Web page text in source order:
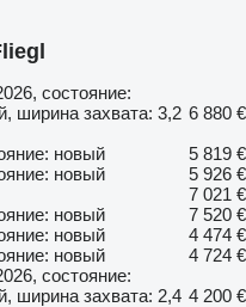
состояние:
ширина захвата: 3,2 6 880 €
новый
5 819 €
новый
5 926 €
7 021 €
новый
7 520 €
новый
4 474 €
новый
4 724 €
состояние:
ширина захвата: 2,4 4 200 €